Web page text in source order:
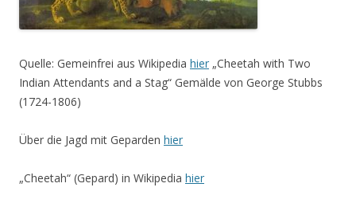
Quelle: Gemeinfrei aus Wikipedia hier „Cheetah with Two
Indian Attendants and a Stag“ Gemälde von George Stubbs
(1724-1806)
Über die Jagd mit Geparden hier
„Cheetah“ (Gepard) in Wikipedia hier